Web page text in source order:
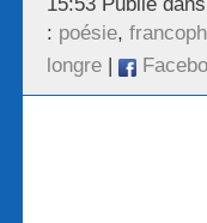
: poésie,
longre |